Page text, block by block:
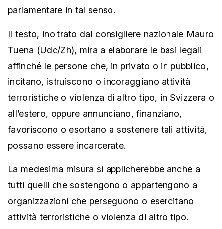
parlamentare in tal senso.
Il testo, inoltrato dal consigliere nazionale Mauro
Tuena (Udc/Zh), mira a elaborare le basi legali
affinché le persone che, in privato o in pubblico,
incitano, istruiscono o incoraggiano attività
terroristiche o violenza di altro tipo, in Svizzera o
all’estero, oppure annunciano, finanziano,
favoriscono o esortano a sostenere tali attività,
possano essere incarcerate.
La medesima misura si applicherebbe anche a
tutti quelli che sostengono o appartengono a
organizzazioni che perseguono o esercitano
attività terroristiche o violenza di altro tipo.